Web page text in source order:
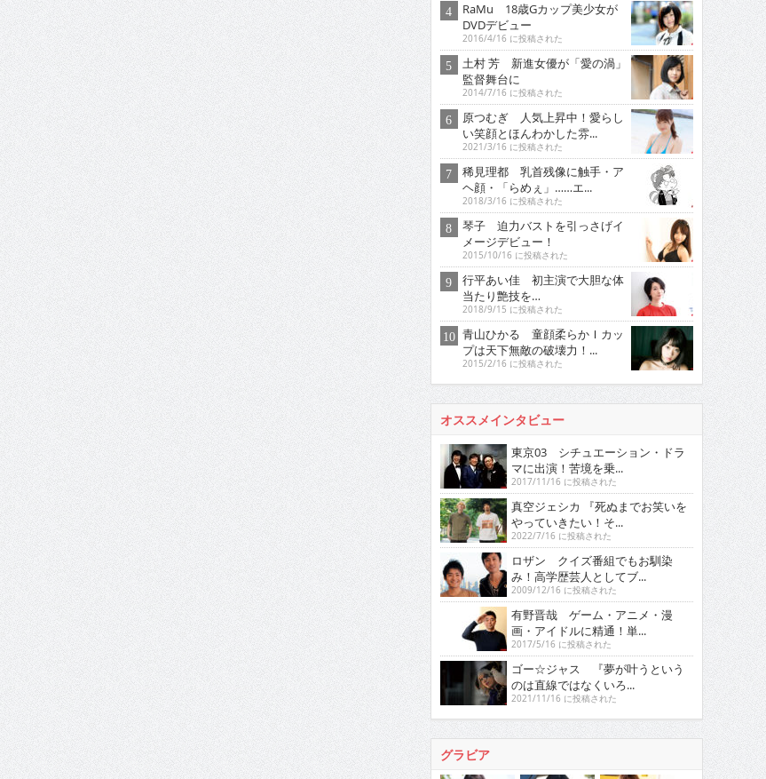
RaMu 18歳Gカップ美少女が
DVDデビュー
2016/4/16 に投稿された
土村 芳 新進女優が「愛の渦」
監督舞台に
2014/7/16 に投稿された
原つむぎ 人気上昇中！愛らし
い笑顔とほんわかした雰...
2021/3/16 に投稿された
稀見理都 乳首残像に触手・ア
ヘ顔・「らめぇ」……エ...
2018/3/16 に投稿された
琴子 迫力バストを引っさげイ
メージデビュー！
2015/10/16 に投稿された
行平あい佳 初主演で大胆な体
当たり艶技を…
2018/9/15 に投稿された
青山ひかる 童顔柔らかＩカッ
プは天下無敵の破壊力！...
2015/2/16 に投稿された
オススメインタビュー
東京03 シチュエーション・ドラ
マに出演！苦境を乗...
2017/11/16 に投稿された
真空ジェシカ 『死ぬまでお笑いを
やっていきたい！そ...
2022/7/16 に投稿された
ロザン クイズ番組でもお馴染
み！高学歴芸人としてブ...
2009/12/16 に投稿された
有野晋哉 ゲーム・アニメ・漫
画・アイドルに精通！単...
2017/5/16 に投稿された
ゴー☆ジャス 『夢が叶うという
のは直線ではなくいろ...
2021/11/16 に投稿された
グラビア